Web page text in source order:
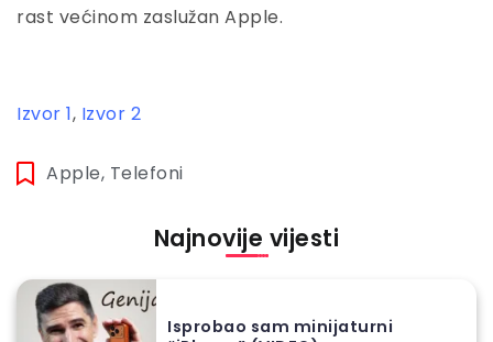
rast većinom zaslužan Apple.
Izvor 1, Izvor 2
Apple, Telefoni
Najnovije vijesti
Isprobao sam minijaturni